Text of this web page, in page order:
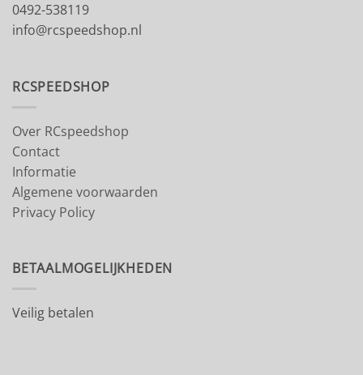
0492-538119
info@rcspeedshop.nl
RCSPEEDSHOP
Over RCspeedshop
Contact
Informatie
Algemene voorwaarden
Privacy Policy
BETAALMOGELIJKHEDEN
Veilig betalen